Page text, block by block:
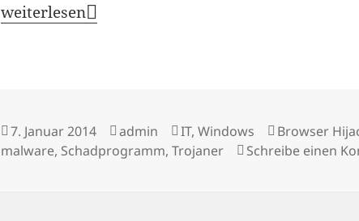
Dfd.pathci.net und andere Schadprogramme
weiterlesen
Veröffentlicht
am
7. Januar 2014 Autor
admin Kategorien
IT,Windows Schlagwörter
Browser
malware, Schadprogramm,Trojaner Schreibe einen